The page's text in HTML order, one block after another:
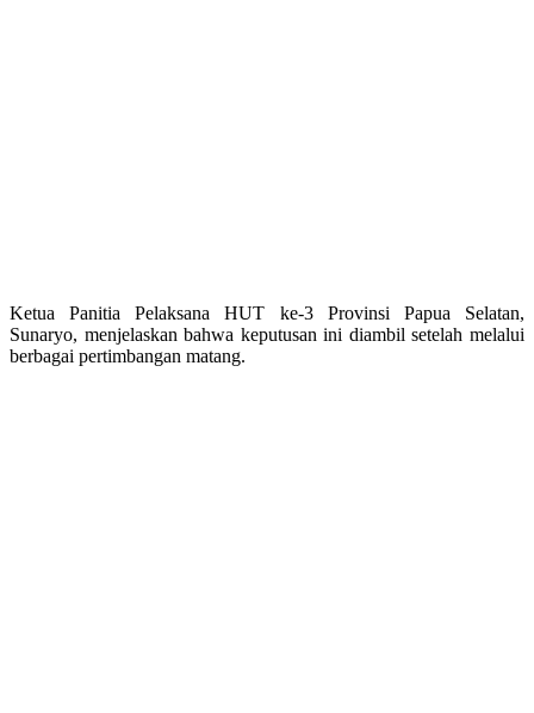
Ketua Panitia Pelaksana HUT ke-3 Provinsi Papua Selatan,
Sunaryo, menjelaskan bahwa keputusan ini diambil setelah melalui
berbagai pertimbangan matang.